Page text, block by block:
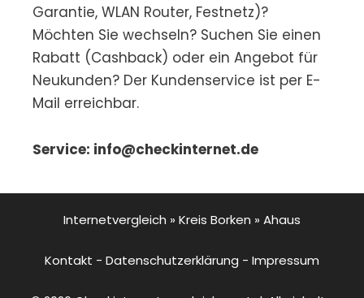
Garantie, WLAN Router, Festnetz)?
Möchten Sie wechseln? Suchen Sie einen
Rabatt (Cashback) oder ein Angebot für
Neukunden? Der Kundenservice ist per E-
Mail erreichbar.
Service: info@checkinternet.de
Internetvergleich » Kreis Borken » Ahaus
Kontakt - Datenschutzerklärung - Impressum